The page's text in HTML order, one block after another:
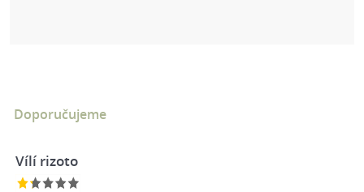
Doporučujeme
Vílí rizoto